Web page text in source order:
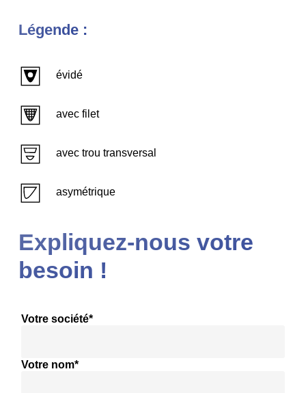
Légende :
évidé
avec filet
avec trou transversal
asymétrique
Expliquez-nous votre
besoin !
Votre société*
Votre nom*